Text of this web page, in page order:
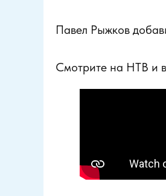
Павел Рыжков
Смотрите на НТВ и